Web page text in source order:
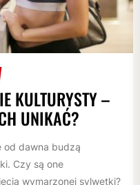
KULTURYSTY –
UNIKAĆ?
od dawna budzą
Czy są one
wymarzonej sylwetki?